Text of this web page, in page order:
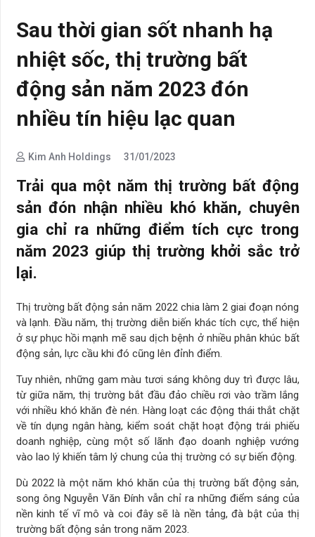
Sau thời gian sốt nhanh hạ
nhiệt sốc, thị trường bất
động sản năm 2023 đón
nhiều tín hiệu lạc quan
Kim Anh Holdings 31/01/2023
Trải qua một năm thị trường bất động
sản đón nhận nhiều khó khăn, chuyên
gia chỉ ra những điểm tích cực trong
năm 2023 giúp thị trường khởi sắc trở
lại.
Thị trường bất động sản năm 2022 chia làm 2 giai đoạn nóng
và lạnh. Đầu năm, thị trường diễn biến khác tích cực, thể hiện
ở sự phục hồi mạnh mẽ sau dịch bệnh ở nhiều phân khúc bất
động sản, lực cầu khi đó cũng lên đỉnh điểm.
Tuy nhiên, những gam màu tươi sáng không duy trì được lâu,
từ giữa năm, thị trường bắt đầu đảo chiều rơi vào trầm lắng
với nhiều khó khăn đè nén. Hàng loạt các động thái thắt chặt
về tín dụng ngân hàng, kiểm soát chặt hoạt động trái phiếu
doanh nghiệp, cùng một số lãnh đạo doanh nghiệp vướng
vào lao lý khiến tâm lý chung của thị trường có sự biến động.
Dù 2022 là một năm khó khăn của thị trường bất động sản,
song ông Nguyễn Văn Đính vẫn chỉ ra những điểm sáng của
nền kinh tế vĩ mô và coi đây sẽ là nền tảng, đà bật của thị
trường bất động sản trong năm 2023.